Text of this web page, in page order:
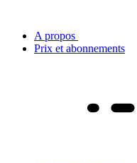
A propos
Prix et abonnements